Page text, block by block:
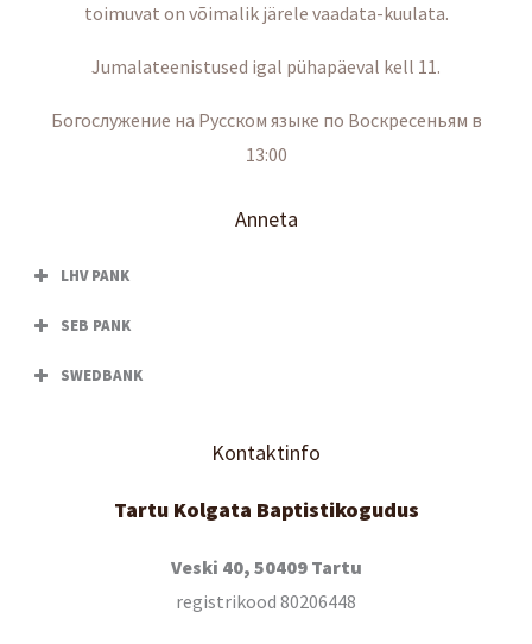
toimuvat on võimalik järele vaadata-kuulata.
Jumalateenistused igal pühapäeval kell 11.
Богослужение на Русском языке по Воскресеньям в
13:00
Anneta
LHV PANK
SEB PANK
SWEDBANK
Kontaktinfo
Tartu Kolgata Baptistikogudus
Veski 40, 50409 Tartu
registrikood 80206448